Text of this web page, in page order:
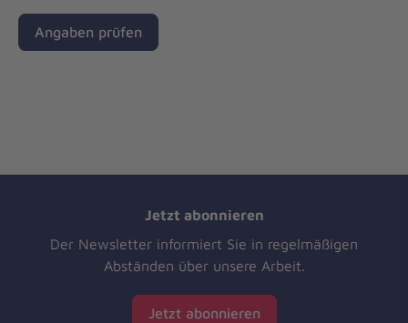
Angaben prüfen
Jetzt abonnieren
Der Newsletter informiert Sie in regelmäßigen
Abständen über unsere Arbeit.
Jetzt abonnieren